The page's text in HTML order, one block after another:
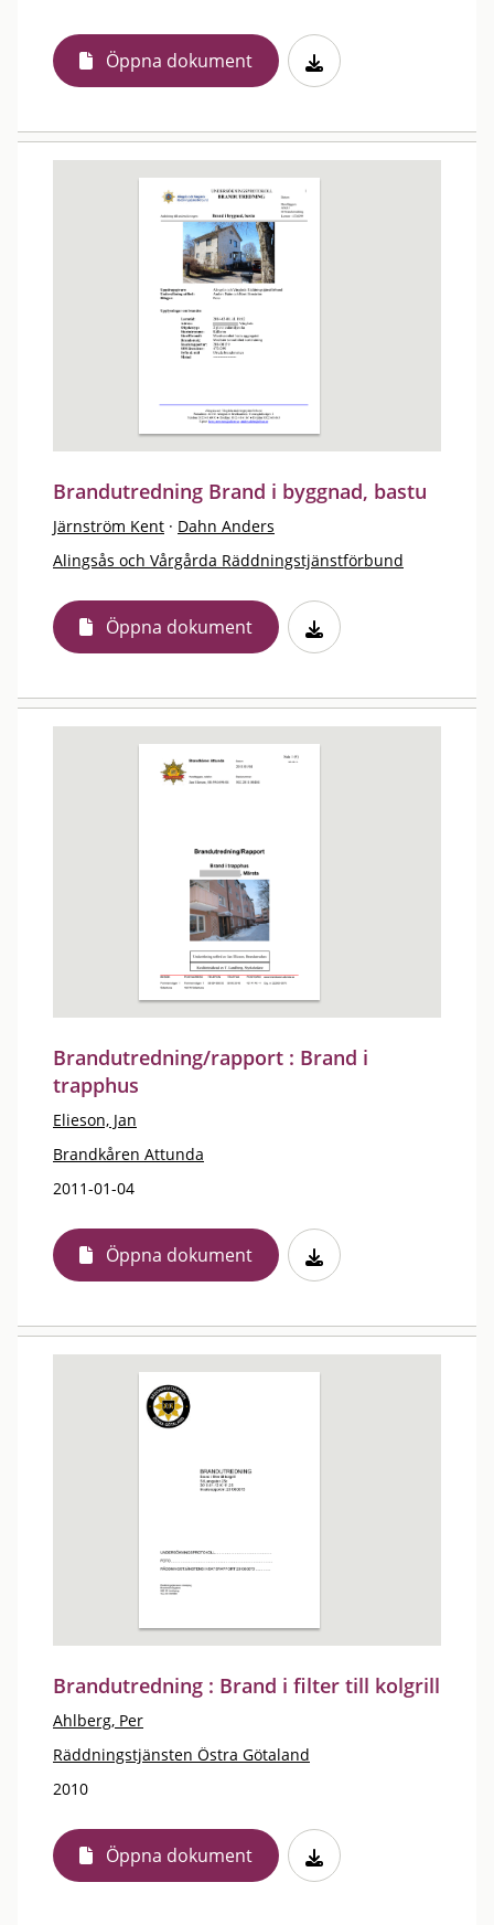
Öppna dokument
Brandutredning Brand i byggnad, bastu
Järnström Kent · Dahn Anders
Alingsås och Vårgårda Räddningstjänstförbund
Öppna dokument
Brandutredning/rapport : Brand i
trapphus
Elieson, Jan
Brandkåren Attunda
2011-01-04
Öppna dokument
Brandutredning : Brand i filter till kolgrill
Ahlberg, Per
Räddningstjänsten Östra Götaland
2010
Öppna dokument